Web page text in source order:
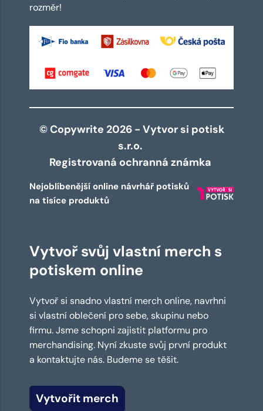
rozměr!
© Copywrite 2026 - Vytvor si potisk
s.r.o.
Registrovaná ochranná známka
Nejoblíbenější online návrhář potisků
na tisíce produktů
Vytvoř svůj vlastní merch s
potiskem online
Vytvoř si snadno vlastní merch online, navrhni
si vlastní oblečení pro sebe, skupinu nebo
firmu. Jsme schopni zajistit platformu pro
merchandising. Nyní zkuste svůj první produkt
a kontaktujte nás. Budeme se těšit.
Vytvořit merch